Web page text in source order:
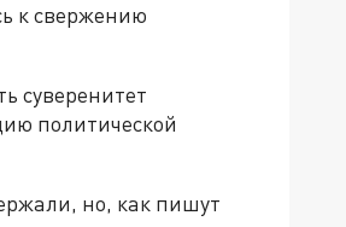
к свержению
суверенитет
политической
но, как пишут